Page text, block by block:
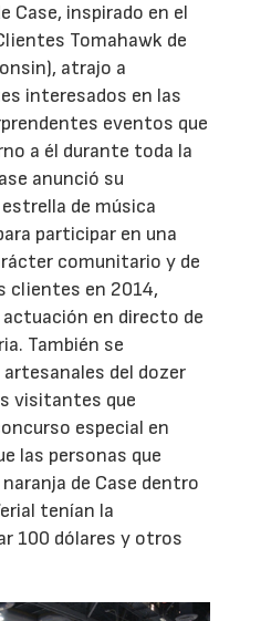
Case, inspirado en el
Tomahawk de
atrajo a
interesados en las
eventos que
a él durante toda la
anunció su
de música
participar en una
comunitario y de
clientes en 2014,
en directo de
También se
del dozer
visitantes que
especial en
las personas que
de Case dentro
tenían la
100 dólares y otros